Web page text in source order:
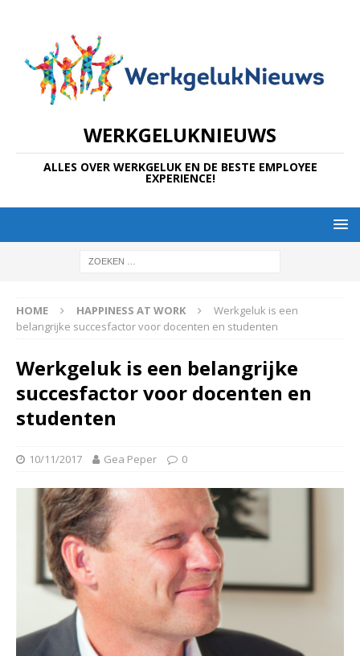
WERKGELUKNIEUWS
ALLES OVER WERKGELUK EN DE BESTE EMPLOYEE
EXPERIENCE!
HOME HAPPINESS AT WORK
Werkgeluk is een
belangrijke succesfactor voor docenten en studenten
Werkgeluk is een belangrijke
succesfactor voor docenten en
studenten
10/11/2017 Gea Peper 0